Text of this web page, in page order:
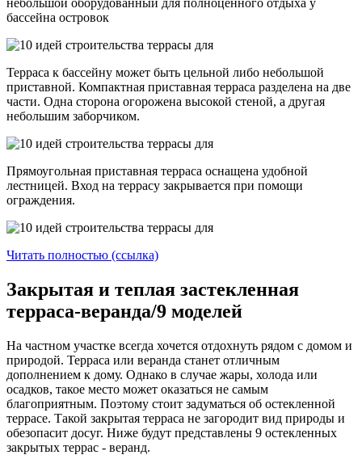
небольшой оборудованный для полноценного отдыха у
бассейна островок
Терраса к бассейну может быть цельной либо небольшой
приставной. Компактная приставная терраса разделена на две
части. Одна сторона огорожена высокой стеной, а другая
небольшим заборчиком.
Прямоугольная приставная терраса оснащена удобной
лестницей. Вход на террасу закрывается при помощи
ограждения.
Читать полностью (ссылка)
Закрытая и теплая застекленная
терраса-веранда/9 моделей
На частном участке всегда хочется отдохнуть рядом с домом и
природой. Терраса или веранда станет отличным
дополнением к дому. Однако в случае жары, холода или
осадков, такое место может оказаться не самым
благоприятным. Поэтому стоит задуматься об остекленной
террасе. Такой закрытая терраса не загородит вид природы и
обезопасит досуг. Ниже будут представлены 9 остекленных
закрытых террас - веранд.